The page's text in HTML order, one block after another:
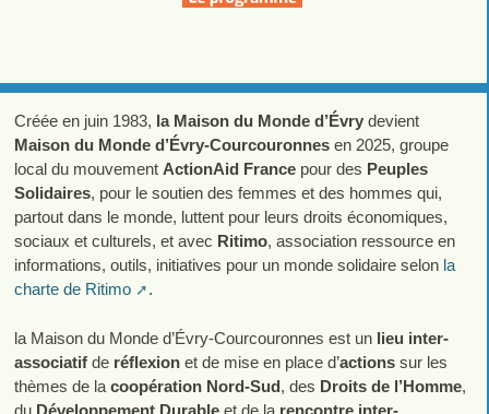
Créée en juin 1983, la Maison du Monde d’Évrydevient
Maison du Monde d’Évry-Courcouronnesen 2025, groupe
local du mouvement ActionAid Francepour des Peuples
Solidaires, pour le soutien des femmes et des hommes qui,
partout dans le monde, luttent pour leurs droits économiques,
sociaux et culturels, et avec Ritimo, association ressource en
informations, outils, initiatives pour un monde solidaire selon la
charte de Ritimo
.
la Maison du Monde d’Évry-Courcouronnes est un lieu inter-
associatifde réflexionet de mise en place d’actions sur les
thèmes de la coopération Nord-Sud, des Droits de l’Homme,
du Développement Durableet de la rencontre inter-